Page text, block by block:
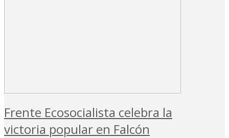
Frente Ecosocialista celebra la
victoria popular en Falcón